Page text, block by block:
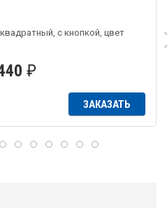
с кнопкой, цвет
₽
ЗАКАЗАТЬ